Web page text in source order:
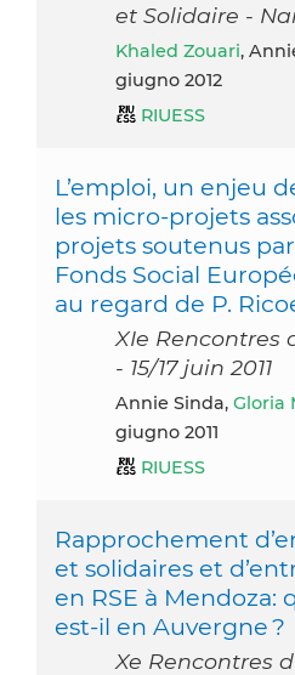
et Solidaire -
Khaled Zouari,
giugno 2012
RIUESS
L’emploi, un enjeu
les micro-projets
projets soutenus
Fonds Social
au regard de P.
XIe Rencontres
- 15/17 juin 2011
Annie Sinda, Gloria
giugno 2011
RIUESS
Rapprochement
et solidaires et
en RSE à Mendoza:
est-il en Auvergne ?
Xe Rencontres